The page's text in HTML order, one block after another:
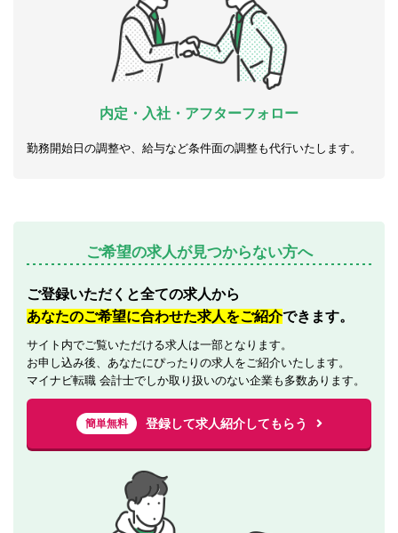
内定・入社・アフターフォロー
勤務開始日の調整や、給与など条件面の調整も代行いたします。
ご希望の求人が見つからない方へ
ご登録いただくと全ての求人から
あなたのご希望に合わせた求人をご紹介できます。
サイト内でご覧いただける求人は一部となります。
お申し込み後、あなたにぴったりの求人をご紹介いたします。
マイナビ転職 会計士でしか取り扱いのない企業も多数あります。
簡単無料 登録して求人紹介してもらう